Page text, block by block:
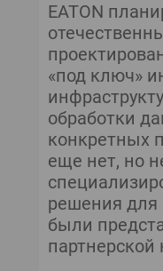
EATON
«под ключ»
обработки
конкретных
еще нет, но
решения
были